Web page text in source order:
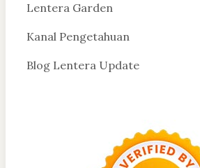
Lentera Garden
Kanal Pengetahuan
Blog Lentera Update